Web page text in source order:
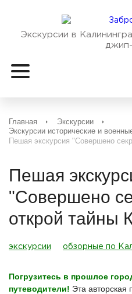
Экскурсии в
Главная
Экскурсии
Экскурсии исторические и
Пешая экскурсия "Совершено
Пешая
"Совершено
открой тайны
экскурсии обзорные по
Погрузитесь в прошлое
путеводители! Эта авторская